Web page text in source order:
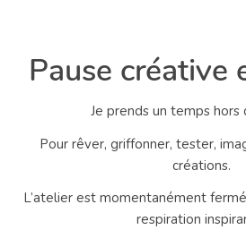
Pause créative
Je prends un temps
Pour rêver, griffonner, tester,
créations.
L’atelier est momentanément
respiration